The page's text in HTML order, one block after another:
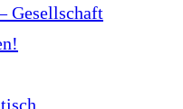
Gesellschaft